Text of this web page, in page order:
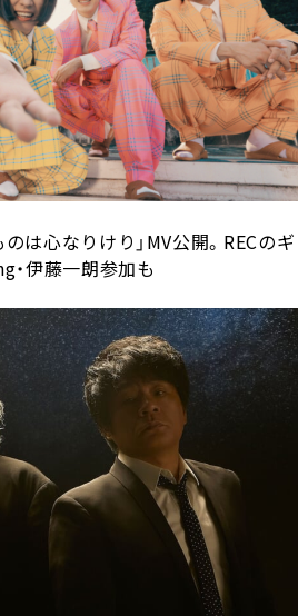
は心なりけり」MV公開。RECのギ
伊藤一朗参加も